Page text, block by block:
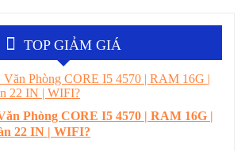
TOP GIẢM GIÁ
Phòng CORE I5 4570 | RAM 16G |
22 IN | WIFI?